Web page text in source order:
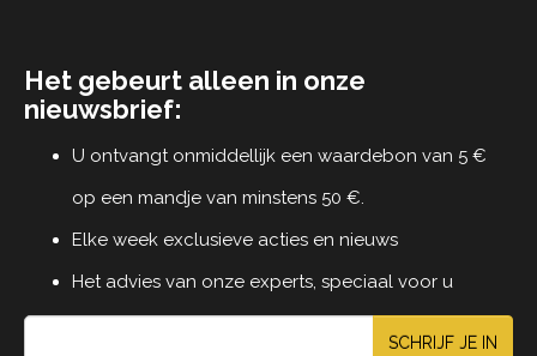
Het gebeurt alleen in onze
nieuwsbrief:
U ontvangt onmiddellijk een waardebon van 5 €
op een mandje van minstens 50 €.
Elke week exclusieve acties en nieuws
Het advies van onze experts, speciaal voor u
SCHRIJF JE IN